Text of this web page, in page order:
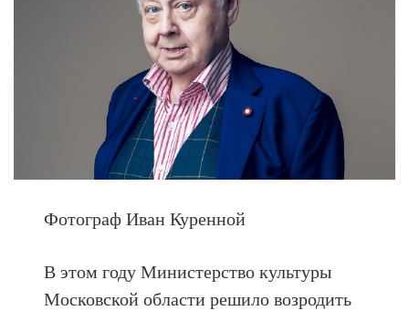
Фотограф Иван Куренной
В этом году Министерство культуры
Московской области решило возродить